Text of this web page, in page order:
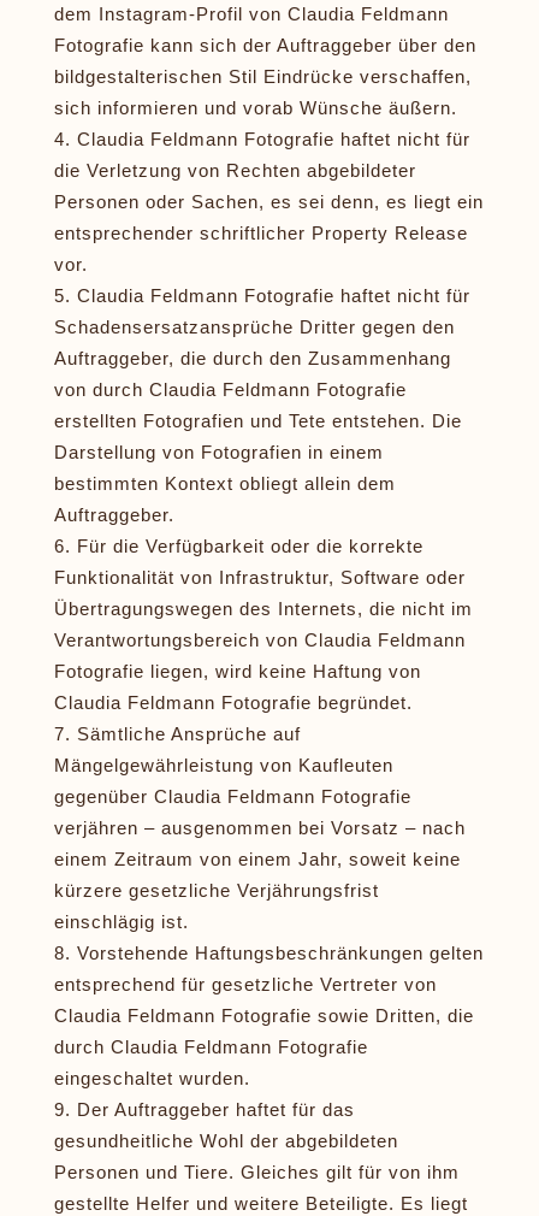
dem Instagram-Profil von Claudia Feldmann
Fotografie kann sich der Auftraggeber über den
bildgestalterischen Stil Eindrücke verschaffen,
sich informieren und vorab Wünsche äußern.
Claudia Feldmann Fotografie haftet nicht für
die Verletzung von Rechten abgebildeter
Personen oder Sachen, es sei denn, es liegt ein
entsprechender schriftlicher Property Release
vor.
Claudia Feldmann Fotografie haftet nicht für
Schadensersatzansprüche Dritter gegen den
Auftraggeber, die durch den Zusammenhang
von durch Claudia Feldmann Fotografie
erstellten Fotografien und Tete entstehen. Die
Darstellung von Fotografien in einem
bestimmten Kontext obliegt allein dem
Auftraggeber.
Für die Verfügbarkeit oder die korrekte
Funktionalität von Infrastruktur, Software oder
Übertragungswegen des Internets, die nicht im
Verantwortungsbereich von Claudia Feldmann
Fotografie liegen, wird keine Haftung von
Claudia Feldmann Fotografie begründet.
Sämtliche Ansprüche auf
Mängelgewährleistung von Kaufleuten
gegenüber Claudia Feldmann Fotografie
verjähren – ausgenommen bei Vorsatz – nach
einem Zeitraum von einem Jahr, soweit keine
kürzere gesetzliche Verjährungsfrist
einschlägig ist.
Vorstehende Haftungsbeschränkungen gelten
entsprechend für gesetzliche Vertreter von
Claudia Feldmann Fotografie sowie Dritten, die
durch Claudia Feldmann Fotografie
eingeschaltet wurden.
Der Auftraggeber haftet für das
gesundheitliche Wohl der abgebildeten
Personen und Tiere. Gleiches gilt für von ihm
gestellte Helfer und weitere Beteiligte. Es liegt